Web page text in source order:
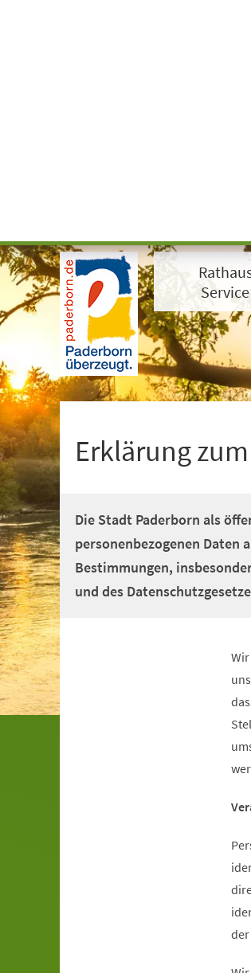
Visuelle
Assistenzsoftware
öffnen.
der
Tastatur
erreichbar
+
1
Service
Erklärung
Die Stadt Paderborn als
personenbezogenen Daten
Bestimmungen,
und des